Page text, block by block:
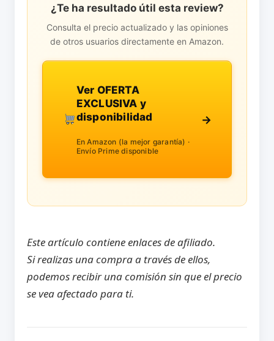
¿Te ha resultado útil esta review?
Consulta el precio actualizado y las opiniones
de otros usuarios directamente en Amazon.
Ver OFERTA
EXCLUSIVA y
disponibilidad
En Amazon (la mejor garantía) ·
Envío Prime disponible
→
Este artículo contiene enlaces de afiliado.
Si realizas una compra a través de ellos,
podemos recibir una comisión sin que el precio
se vea afectado para ti.